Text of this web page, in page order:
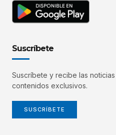
Suscríbete
Suscríbete y recibe las
contenidos exclusivos.
SUSCRÍBETE